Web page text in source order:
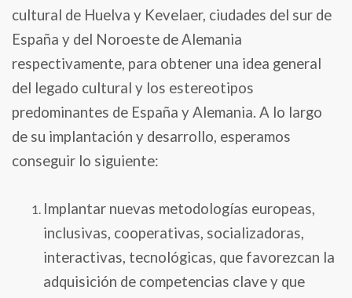
cultural de Huelva y Kevelaer, ciudades del sur de
España y del Noroeste de Alemania
respectivamente, para obtener una idea general
del legado cultural y los estereotipos
predominantes de España y Alemania. A lo largo
de su implantación y desarrollo, esperamos
conseguir lo siguiente:
Implantar nuevas metodologías europeas,
inclusivas, cooperativas, socializadoras,
interactivas, tecnológicas, que favorezcan la
adquisición de competencias clave y que